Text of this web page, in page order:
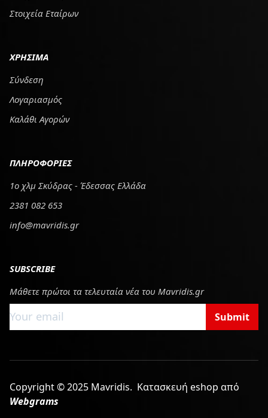
Στοιχεία Εταίρων
ΧΡΗΣΙΜΑ
Σύνδεση
Λογαριασμός
Καλάθι Αγορών
ΠΛΗΡΟΦΟΡΙΕΣ
1ο χλμ Σκύδρας - Έδεσσας Ελλάδα
2381 082 653
info@mavridis.gr
SUBSCRIBE
Μάθετε πρώτοι τα τελευταία νέα του Mavridis.gr
Submit
Copyright © 2025 Mavridis. Κατασκευή eshop από
Webgrams